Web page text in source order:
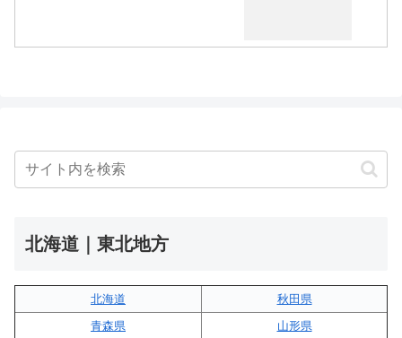
北海道｜東北地方
北海道
秋田県
青森県
山形県